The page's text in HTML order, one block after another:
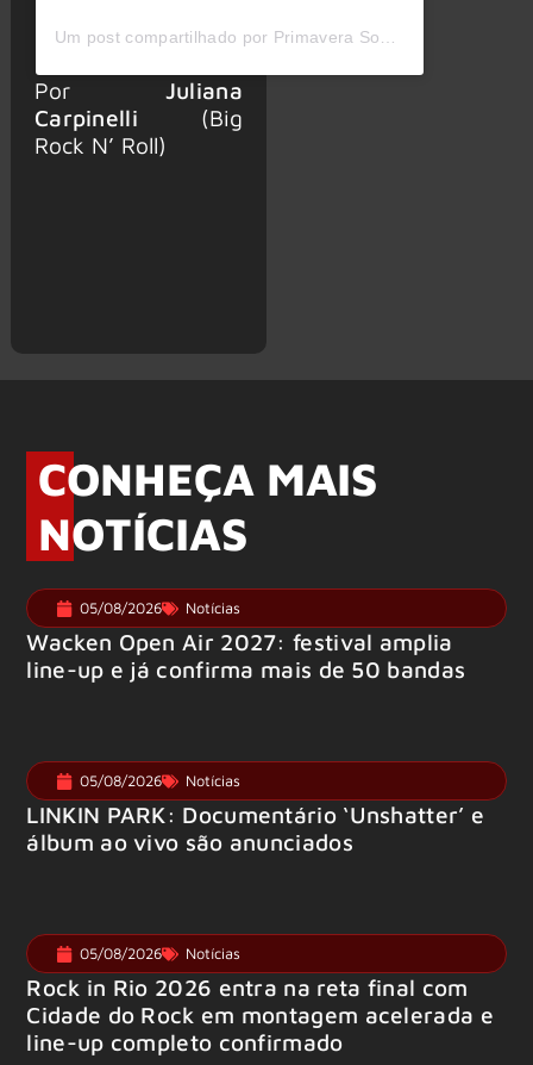
Por Juliana
Carpinelli (Big
Rock N’ Roll)
CONHEÇA MAIS
NOTÍCIAS
05/08/2026 Notícias
Wacken Open Air 2027: festival amplia
line-up e já confirma mais de 50 bandas
05/08/2026 Notícias
LINKIN PARK: Documentário ‘Unshatter’ e
álbum ao vivo são anunciados
05/08/2026 Notícias
Rock in Rio 2026 entra na reta final com
Cidade do Rock em montagem acelerada e
line-up completo confirmado